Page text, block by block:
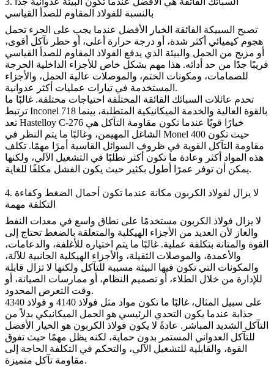
بالنسبة للفولاذ المقاوم للصدأ القياسي
تصبح السبيكة الفائقة الخيار الأفضل عندما يجب على الجزء تحمل
هجوم كيميائي أكثر شدة، أو درجة حرارة أعلى، أو خطر تآكل أقوى،
أو مزيج من الحمل والبيئة الذي يدفع الفولاذ المقاوم للصدأ القياسي
قريبًا جدًا من حد أدائه. هذا مهم بشكل خاص للأجزاء الداخلية الحرجة
للصمامات، ومكونات الختم، والموصلات عالية الحمل، والأجزاء
المستخدمة في تيارات عمليات أكثر عدوانية.
تخدم عائلات السبائك الفائقة المختلفة احتياجات مختلفة. غالبًا ما
Inconel 718
Hastelloy C-276
Monel 400
مقاومة التآكل القوية في ظروف السوائل القاسية أمرًا مهمًا. تكلف
هذه المواد أكثر وعادة ما تكون أكثر تطلبًا في التشغيل الآلي، ولكنها
يمكن أن توفر عمرًا أطول بكثير حيث يكون الفشل مكلفًا للغاية.
4. لا يزال لفولاذ الكربون مكانة عندما تكون أحمال الضغط وكفاءة
التكلفة مهمة
لا يزال فولاذ الكربون مستخدمًا على نطاق واسع في معدات النفط
والغاز لأن العديد من الأجزاء الهيكلية والمتعلقة بالضغط تحتاج إلى
القوة والمتانة بتكلفة عملية. غالبًا ما يتم اختياره للأغلفة، والدعامات،
والأعمدة، والموصلات الثقيلة، والأجزاء الهيكلية الجانبية للآلة،
والمكونات التي تكون فيها البيئة مسببة للتآكل ولكنها لا تزال قابلة
للإدارة من خلال الطلاء، أو تصميم النظام، أو ممارسات الصيانة، أو
وقت التعرض المحدود.
على سبيل المثال، غالبًا ما تكون مواد مثل فولاذ 4140 و فولاذ 4340
جذابة عندما يكون التحدي الرئيسي هو الحمل الميكانيكي بدلاً من
التآكل الشديد المباشر. عادةً لا يكون فولاذ الكربون هو الخيار الأفضل
للتآكل العدواني المستمر بدون حماية، لكنه يظل مهمًا حيث تفوق
القوة، والقابلية للتشغيل الآلي، والتحكم في التكلفة الحاجة إلى
مقاومة تآكل متميزة.